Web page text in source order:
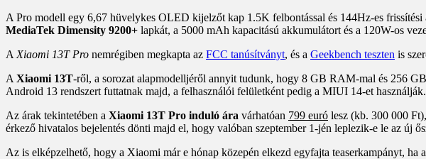
A Pro modell egy 6,67 hüvelykes OLED kijelzőt kap 1.5K felbontással és 144Hz-es
MediaTek Dimensity 9200+ lapkát, a 5000 mAh kapacitású akkumulátort és a 120W-os
A Xiaomi 13T Pro nemrégiben megkapta az FCC tanúsítványt, és a Geekbench teszten is
A Xiaomi 13T-ről, a sorozat alapmodelljéről annyit tudunk, hogy 8 GB RAM-mal és 256
Android 13 rendszert futtatnak majd, a felhasználói felületként pedig a MIUI 14-et
Az árak tekintetében a Xiaomi 13T Pro induló ára várhatóan 799 euró lesz (kb. 300 000
érkező hivatalos bejelentés dönti majd el, hogy valóban szeptember 1-jén leplezik-e le az új
Az is elképzelhető, hogy a Xiaomi már e hónap közepén elkezd egyfajta teaserkampányt,